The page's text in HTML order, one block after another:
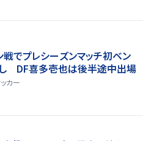
戦でプレシーズンマッチ初ベン
DF喜多壱也は後半途中出場
カー